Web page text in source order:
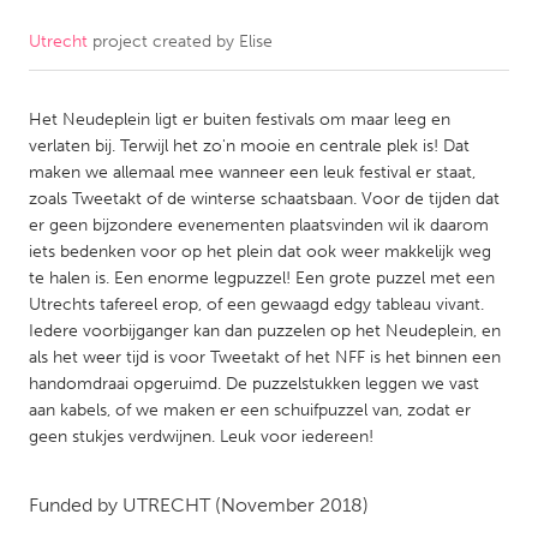
CANADA
Kitchener-Waterloo
New Glasgow
Newmarket
Ottawa
South Shore
Toronto
MALAYSIA
NETHERLANDS
Rotterdam
Utrecht project created by Elise
Het Neudeplein ligt er buiten festivals om maar leeg en
verlaten bij. Terwijl het zo'n mooie en centrale plek is! Dat
maken we allemaal mee wanneer een leuk festival er staat,
zoals Tweetakt of de winterse schaatsbaan. Voor de tijden dat
er geen bijzondere evenementen plaatsvinden wil ik daarom
iets bedenken voor op het plein dat ook weer makkelijk weg
te halen is. Een enorme legpuzzel! Een grote puzzel met een
Utrechts tafereel erop, of een gewaagd edgy tableau vivant.
Iedere voorbijganger kan dan puzzelen op het Neudeplein, en
als het weer tijd is voor Tweetakt of het NFF is het binnen een
handomdraai opgeruimd. De puzzelstukken leggen we vast
aan kabels, of we maken er een schuifpuzzel van, zodat er
geen stukjes verdwijnen. Leuk voor iedereen!
Funded by UTRECHT (November 2018)